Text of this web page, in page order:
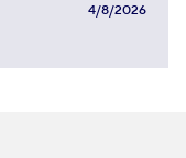
4/8/2026